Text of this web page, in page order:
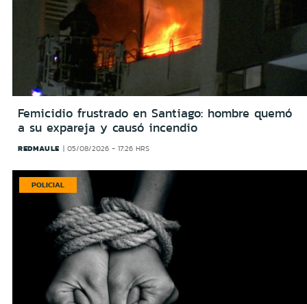
Femicidio frustrado en Santiago: hombre quemó
a su expareja y causó incendio
REDMAULE 05/08/2026 - 17:26 HRS
POLICIAL